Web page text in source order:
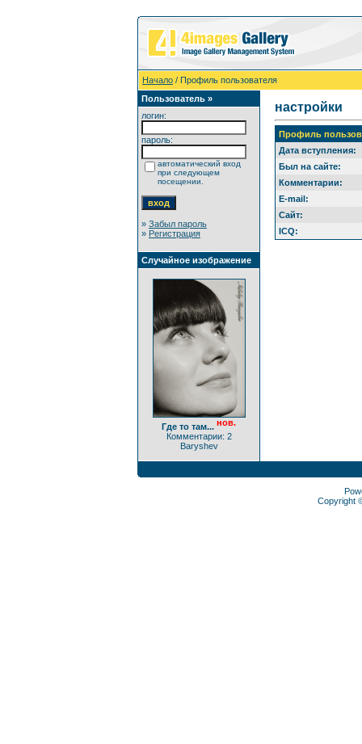
Начало / Профиль пользователя
Пользователь »
логин:
пароль:
автоматический вход
при следующем
посещении.
» Забыл пароль
» Регистрация
Случайное изображение
Где то там... нов.
Комментарии: 2
Baryshev
настройки
Профиль
Дата вступления:
Был на сайте:
Комментарии:
E-mail:
Сайт:
ICQ:
Copyright